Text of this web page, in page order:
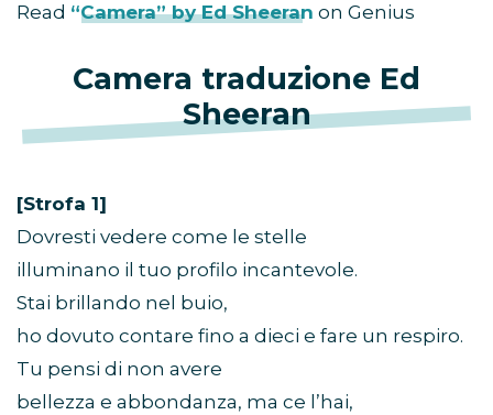
Read “Camera” by Ed Sheeran on Genius
Camera traduzione Ed
Sheeran
[Strofa 1]
Dovresti vedere come le stelle
illuminano il tuo profilo incantevole.
Stai brillando nel buio,
ho dovuto contare fino a dieci e fare un respiro.
Tu pensi di non avere
bellezza e abbondanza, ma ce l’hai,